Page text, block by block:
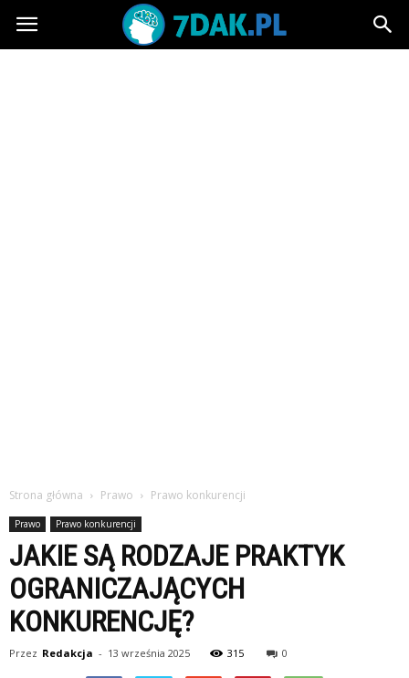
7dak.pl
Strona główna Prawo Prawo konkurencji
Prawo Prawo konkurencji
JAKIE SĄ RODZAJE PRAKTYK
OGRANICZAJĄCYCH
KONKURENCJĘ?
Przez Redakcja - 13 września 2025 315 0